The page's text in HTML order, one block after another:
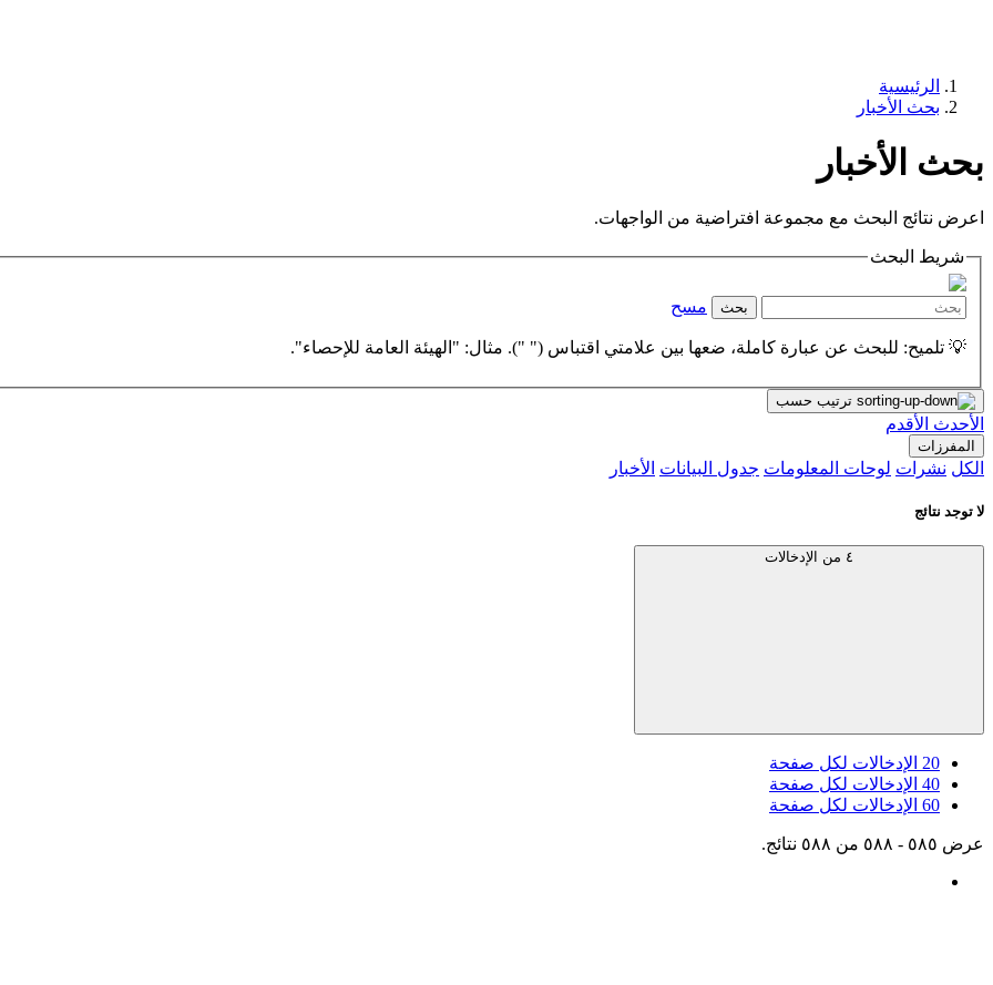
الرئيسية
بحث الأخبار
بحث الأخبار
اعرض نتائج البحث مع مجموعة افتراضية من الواجهات.
شريط البحث
بحث مسح
💡 تلميح: للبحث عن عبارة كاملة، ضعها بين علامتي اقتباس (" "). مثال: "الهيئة العامة للإحصاء".
ترتيب حسب
الأحدث الأقدم
المفرزات
الكل نشرات لوحات المعلومات جدول البيانات الأخبار
لا توجد نتائج
٤ من الإدخالات
20 الإدخالات لكل صفحة
40 الإدخالات لكل صفحة
60 الإدخالات لكل صفحة
عرض ٥٨٥ - ٥٨٨ من ٥٨٨ نتائج.